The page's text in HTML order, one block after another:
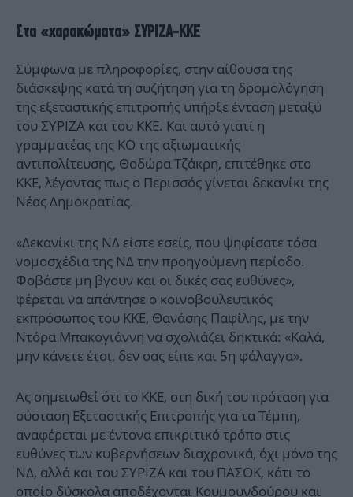
Στα «χαρακώματα» ΣΥΡΙΖΑ-ΚΚΕ
Σύμφωνα με πληροφορίες, στην αίθουσα της
διάσκεψης κατά τη συζήτηση για τη δρομολόγηση
της εξεταστικής επιτροπής υπήρξε ένταση μεταξύ
του ΣΥΡΙΖΑ και του ΚΚΕ. Και αυτό γιατί η
γραμματέας της ΚΟ της αξιωματικής
αντιπολίτευσης, Θοδώρα Τζάκρη, επιτέθηκε στο
ΚΚΕ, λέγοντας πως ο Περισσός γίνεται δεκανίκι της
Νέας Δημοκρατίας.
«Δεκανίκι της ΝΔ είστε εσείς, που ψηφίσατε τόσα
νομοσχέδια της ΝΔ την προηγούμενη περίοδο.
Φοβάστε μη βγουν και οι δικές σας ευθύνες»,
φέρεται να απάντησε ο κοινοβουλευτικός
εκπρόσωπος του ΚΚΕ, Θανάσης Παφίλης, με την
Ντόρα Μπακογιάννη να σχολιάζει δηκτικά: «Καλά,
μην κάνετε έτσι, δεν σας είπε και 5η φάλαγγα».
Ας σημειωθεί ότι το ΚΚΕ, στη δική του πρόταση για
σύσταση Εξεταστικής Επιτροπής για τα Τέμπη,
αναφέρεται με έντονα επικριτικό τρόπο στις
ευθύνες των κυβερνήσεων διαχρονικά, όχι μόνο της
ΝΔ, αλλά και του ΣΥΡΙΖΑ και του ΠΑΣΟΚ, κάτι το
οποίο δύσκολα αποδέχονται Κουμουνδούρου και